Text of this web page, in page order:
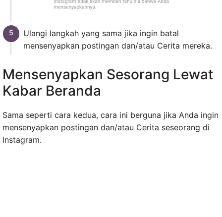
Ulangi langkah yang sama jika ingin batal
mensenyapkan postingan dan/atau Cerita mereka.
Mensenyapkan Sesorang Lewat
Kabar Beranda
Sama seperti cara kedua, cara ini berguna jika Anda ingin
mensenyapkan postingan dan/atau Cerita seseorang di
Instagram.